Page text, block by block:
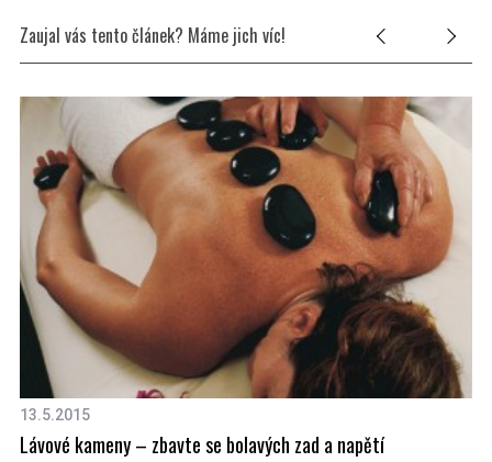
Zaujal vás tento článek? Máme jich víc!
13.5.2015
Lávové kameny – zbavte se bolavých zad a napětí